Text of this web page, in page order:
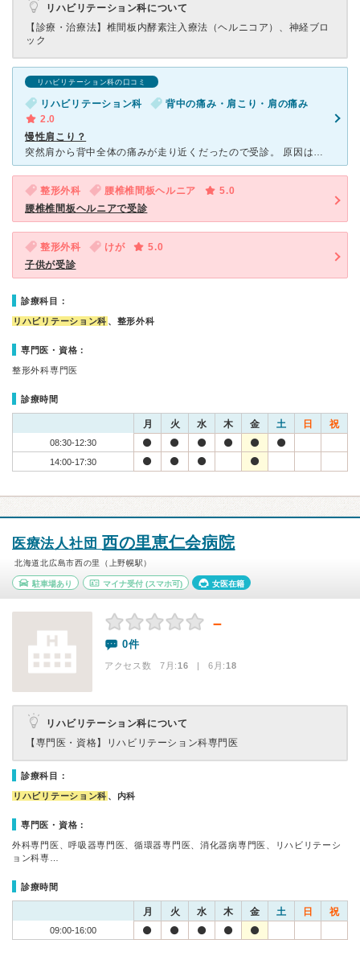
リハビリテーション科について
【診療・治療法】 椎間板内酵素注入療法（ヘルニコア）、神経ブロ
ック
リハビリテーション科の口コミ
リハビリテーション科
背中の痛み・肩こり・肩の痛み
2.0
慢性肩こり？
突然肩から背中全体の痛みが走り近くだったので受診。 原因は分からなかったけど、肩こりが酷いとのことでリハビリ通院しましょうと。当初の痛みは1週間ほどで自然治癒。 毎月の診察でどうですか？どうで
整形外科 腰椎椎間板ヘルニア
5.0
腰椎椎間板ヘルニアで受診
整形外科 けが
5.0
子供が受診
診療科目：
リハビリテーション科 、整形外科
専門医・資格：
整形外科専門医
診療時間
月 火 水 木 金 土 日 祝
08:30-12:30
14:00-17:30
医療法人社団 西の里恵仁会病院
北海道北広島市西の里（上野幌駅）
駐車場あり マイナ受付(スマホ可) 女医在籍
－
0件
アクセス数 7月:16 | 6月:18
リハビリテーション科について
【専門医・資格】
リハビリテーション科専門医
診療科目：
リハビリテーション科 、内科
専門医・資格：
外科専門医、呼吸器専門医、循環器専門医、消化器病専門医、リハビリテーシ
ョン科専…
診療時間
月 火 水 木 金 土 日 祝
09:00-16:00